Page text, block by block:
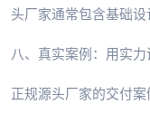
头厂家通常包含基础
八、真实案例：用实力
正规源头厂家的交付案